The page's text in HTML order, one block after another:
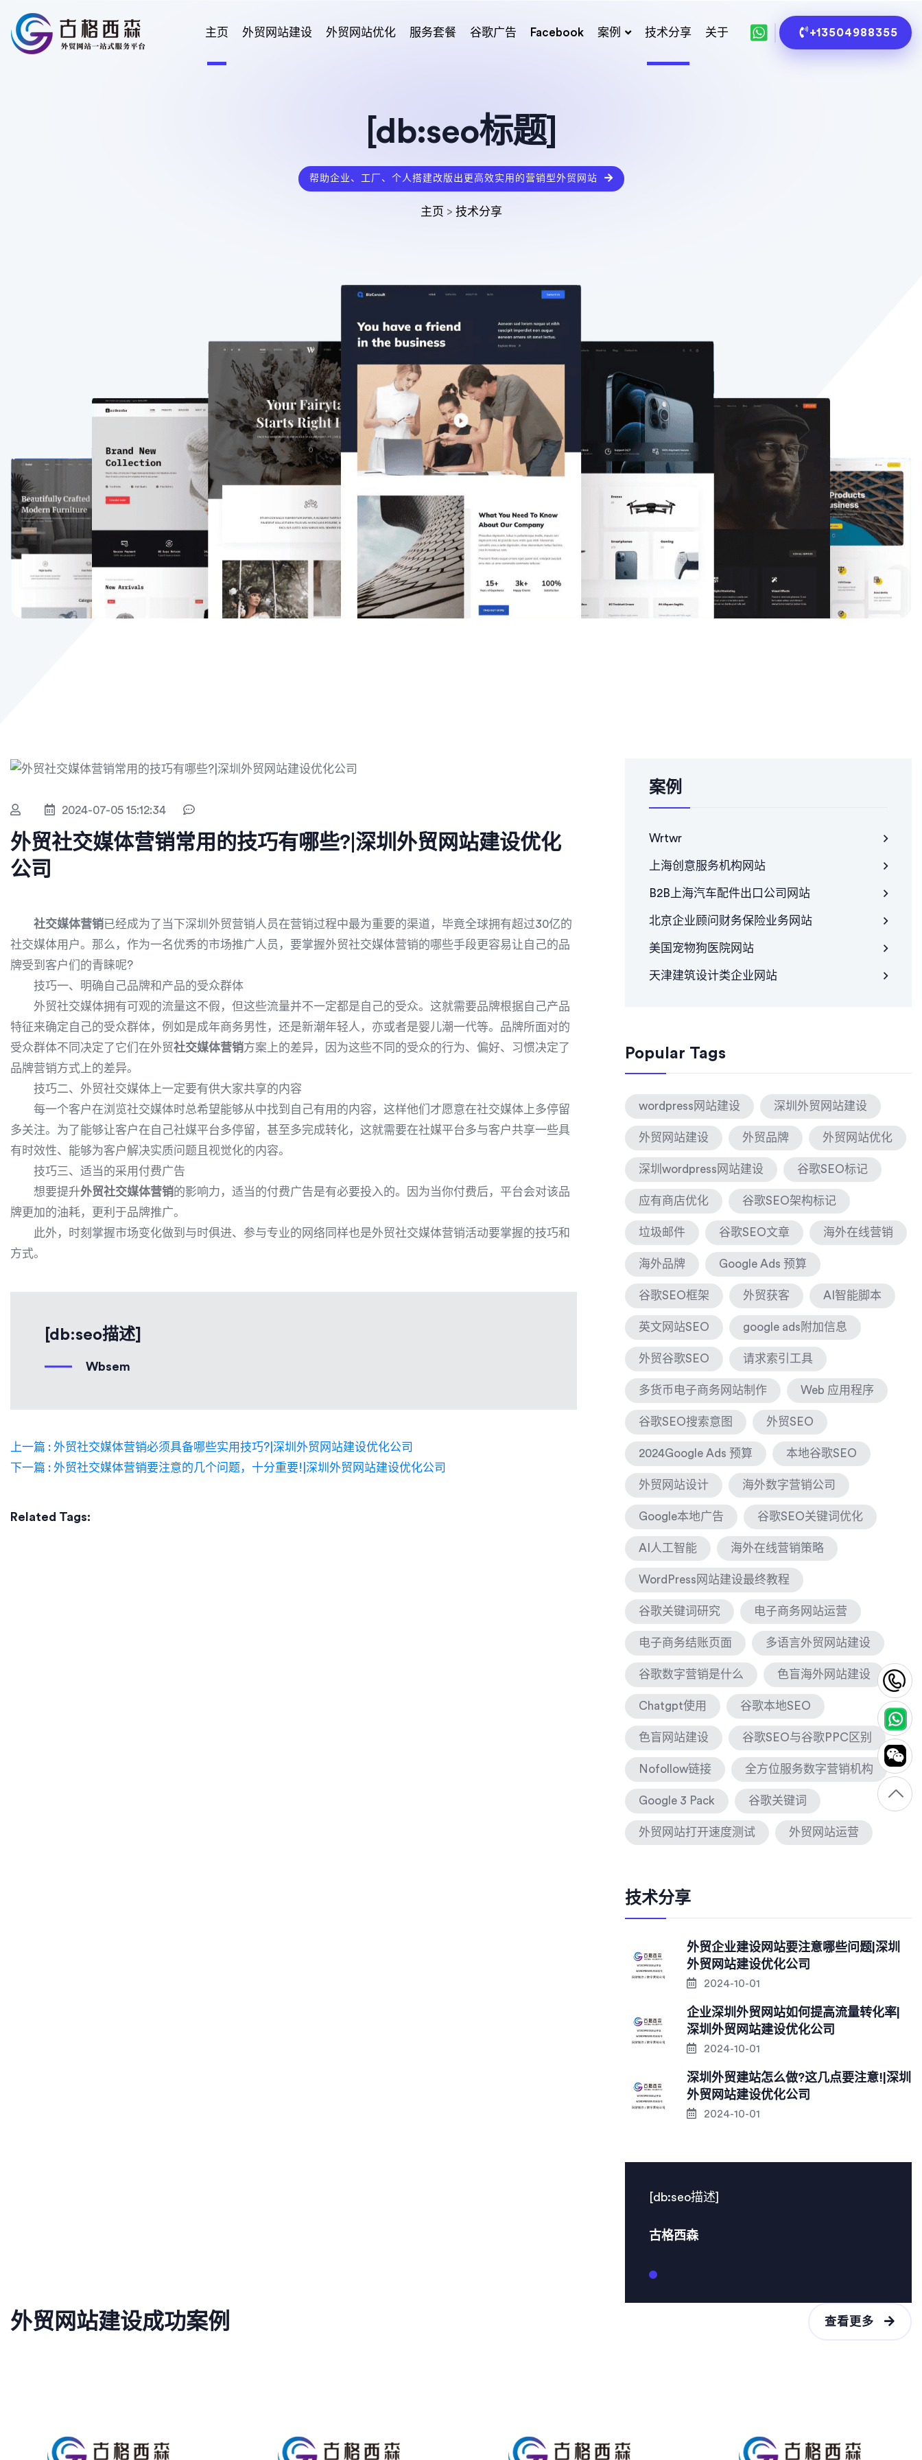
主页 外贸网站建设 外贸网站优化 服务套餐 谷歌广告 Facebook 案例 技术分享 关于 +13504988355
[db:seo标题]
帮助企业、工厂、个人搭建改版出更高效实用的营销型外贸网站
主页 > 技术分享
2024-07-05 15:12:34
外贸社交媒体营销常用的技巧有哪些?|深圳外贸网站建设优化
公司
社交媒体营销已经成为了当下深圳外贸营销人员在营销过程中最为重要的渠道，毕竟全球拥有超过30亿的
社交媒体用户。那么，作为一名优秀的市场推广人员，要掌握外贸社交媒体营销的哪些手段更容易让自己的品
牌受到客户们的青睐呢?
技巧一、明确自己品牌和产品的受众群体
外贸社交媒体拥有可观的流量这不假，但这些流量并不一定都是自己的受众。这就需要品牌根据自己产品
特征来确定自己的受众群体，例如是成年商务男性，还是新潮年轻人，亦或者是婴儿潮一代等。品牌所面对的
受众群体不同决定了它们在外贸社交媒体营销方案上的差异，因为这些不同的受众的行为、偏好、习惯决定了
品牌营销方式上的差异。
技巧二、外贸社交媒体上一定要有供大家共享的内容
每一个客户在浏览社交媒体时总希望能够从中找到自己有用的内容，这样他们才愿意在社交媒体上多停留
多关注。为了能够让客户在自己社媒平台多停留，甚至多完成转化，这就需要在社媒平台多与客户共享一些具
有时效性、能够为客户解决实质问题且视觉化的内容。
技巧三、适当的采用付费广告
想要提升外贸社交媒体营销的影响力，适当的付费广告是有必要投入的。因为当你付费后，平台会对该品
牌更加的油耗，更利于品牌推广。
此外，时刻掌握市场变化做到与时俱进、参与专业的网络同样也是外贸社交媒体营销活动要掌握的技巧和
方式。
[db:seo描述]
Wbsem
上一篇 : 外贸社交媒体营销必须具备哪些实用技巧?|深圳外贸网站建设优化公司
下一篇 : 外贸社交媒体营销要注意的几个问题，十分重要!|深圳外贸网站建设优化公司
Related Tags:
案例
Wrtwr
上海创意服务机构网站
B2B上海汽车配件出口公司网站
北京企业顾问财务保险业务网站
美国宠物狗医院网站
天津建筑设计类企业网站
Popular Tags
wordpress网站建设 深圳外贸网站建设
外贸网站建设 外贸品牌 外贸网站优化
深圳wordpress网站建设 谷歌SEO标记
应有商店优化 谷歌SEO架构标记
垃圾邮件 谷歌SEO文章 海外在线营销
海外品牌 Google Ads 预算
谷歌SEO框架 外贸获客 AI智能脚本
英文网站SEO google ads附加信息
外贸谷歌SEO 请求索引工具
多货币电子商务网站制作 Web 应用程序
谷歌SEO搜索意图 外贸SEO
2024Google Ads 预算 本地谷歌SEO
外贸网站设计 海外数字营销公司
Google本地广告 谷歌SEO关键词优化
AI人工智能 海外在线营销策略
WordPress网站建设最终教程
谷歌关键词研究 电子商务网站运营
电子商务结账页面 多语言外贸网站建设
谷歌数字营销是什么 色盲海外网站建设
Chatgpt使用 谷歌本地SEO
色盲网站建设 谷歌SEO与谷歌PPC区别
Nofollow链接 全方位服务数字营销机构
Google 3 Pack 谷歌关键词
外贸网站打开速度测试 外贸网站运营
技术分享
外贸企业建设网站要注意哪些问题|深圳
外贸网站建设优化公司
2024-10-01
企业深圳外贸网站如何提高流量转化率|
深圳外贸网站建设优化公司
2024-10-01
深圳外贸建站怎么做?这几点要注意!|深圳
外贸网站建设优化公司
2024-10-01
[db:seo描述]
古格西森
外贸网站建设成功案例 查看更多